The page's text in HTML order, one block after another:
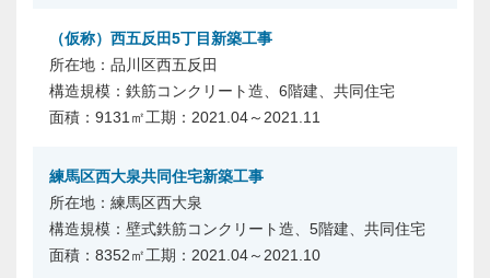
（仮称）西五反田5丁目新築工事
品川区西五反田
鉄筋コンクリート造、6階建、共同住宅
9131㎡
2021.04～2021.11
練馬区西大泉共同住宅新築工事
練馬区西大泉
壁式鉄筋コンクリート造、5階建、共同住宅
8352㎡
2021.04～2021.10